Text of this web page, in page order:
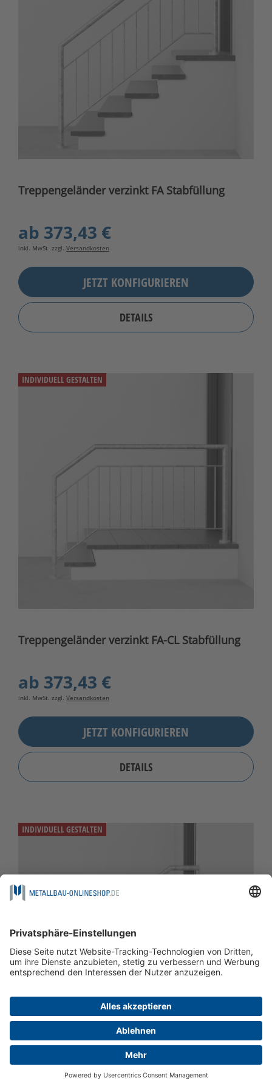
Treppengeländer verzinkt FA Stabfüllung
ab 373,43 €
inkl. MwSt. zzgl. Versandkosten
JETZT KONFIGURIEREN
DETAILS
INDIVIDUELL GESTALTEN
Treppengeländer verzinkt FA-CL Stabfüllung
ab 373,43 €
inkl. MwSt. zzgl. Versandkosten
JETZT KONFIGURIEREN
DETAILS
INDIVIDUELL GESTALTEN